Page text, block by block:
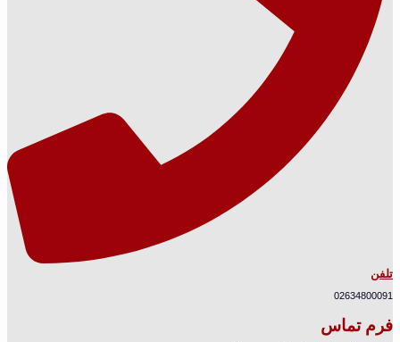
تلفن
02634800091
فرم تماس